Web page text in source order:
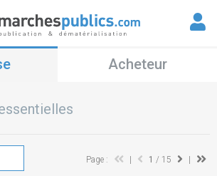
Acheteur
Page : 1 / 15